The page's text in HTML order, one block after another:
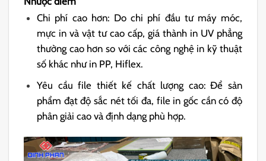
Chi phí cao hơn: Do chi phí đầu tư máy móc,
mực in và vật tư cao cấp, giá thành in UV phẳng
thường cao hơn so với các công nghệ in kỹ thuật
số khác như in PP, Hiflex.
Yêu cầu file thiết kế chất lượng cao: Để sản
phẩm đạt độ sắc nét tối đa, file in gốc cần có độ
phân giải cao và định dạng phù hợp.